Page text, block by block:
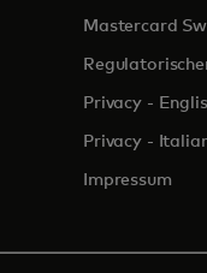
Mastercard
Privacy -
Privacy -
Impressum